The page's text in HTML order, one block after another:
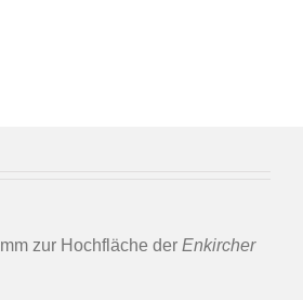
zur Hochfläche der Enkircher